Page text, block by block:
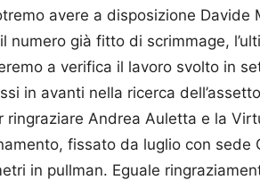
avere a disposizione Davide
numero già fitto di scrimmage,
a verifica il lavoro svolto in
in avanti nella ricerca
ringraziare Andrea Auletta e la
fissato da luglio con
in pullman. Eguale